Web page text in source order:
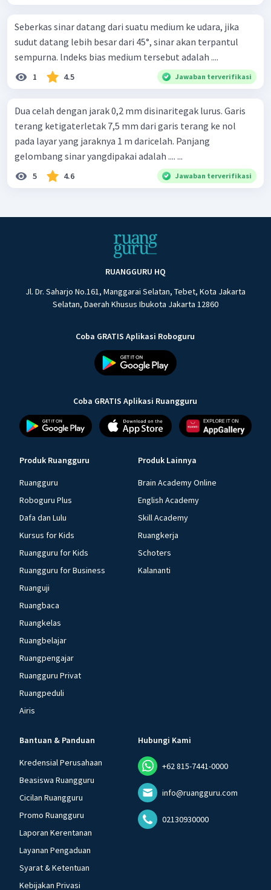
Seberkas sinar datang dari suatu medium ke udara, jika
sudut datang lebih besar dari 45°, sinar akan terpantul
sempurna. lndeks bias medium tersebut adalah ....
1 4.5 Jawaban terverifikasi
Dua celah dengan jarak 0,2 mm disinaritegak lurus. Garis
terang ketigaterletak 7,5 mm dari garis terang ke nol
pada layar yang jaraknya 1 m daricelah. Panjang
gelombang sinar yangdipakai adalah .... ...
5 4.6 Jawaban terverifikasi
RUANGGURU HQ
Jl. Dr. Saharjo No.161, Manggarai Selatan, Tebet, Kota Jakarta
Selatan, Daerah Khusus Ibukota Jakarta 12860
Coba GRATIS Aplikasi Roboguru
Coba GRATIS Aplikasi Ruangguru
Produk Ruangguru
Ruangguru
Roboguru Plus
Dafa dan Lulu
Kursus for Kids
Ruangguru for Kids
Ruangguru for Business
Ruanguji
Ruangbaca
Ruangkelas
Ruangbelajar
Ruangpengajar
Ruangguru Privat
Ruangpeduli
Airis
Produk Lainnya
Brain Academy Online
English Academy
Skill Academy
Ruangkerja
Schoters
Kalananti
Bantuan & Panduan
Kredensial Perusahaan
Beasiswa Ruangguru
Cicilan Ruangguru
Promo Ruangguru
Laporan Kerentanan
Layanan Pengaduan
Syarat & Ketentuan
Kebijakan Privasi
Hubungi Kami
+62 815-7441-0000
info@ruangguru.com
02130930000